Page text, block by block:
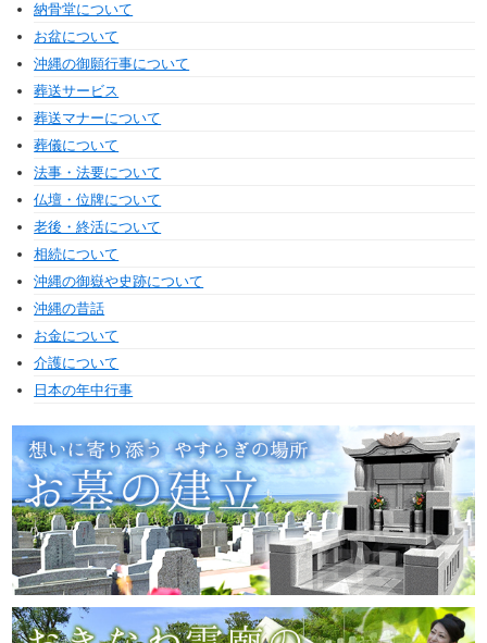
納骨堂について
お盆について
沖縄の御願行事について
葬送サービス
葬送マナーについて
葬儀について
法事・法要について
仏壇・位牌について
老後・終活について
相続について
沖縄の御嶽や史跡について
沖縄の昔話
お金について
介護について
日本の年中行事